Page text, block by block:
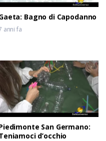
Bagno di Capodanno
anni fa
San Germano:
d’occhio